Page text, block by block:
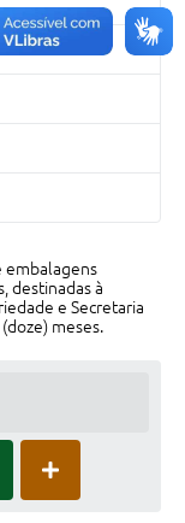
embalagens
destinadas à
e Secretaria
meses.